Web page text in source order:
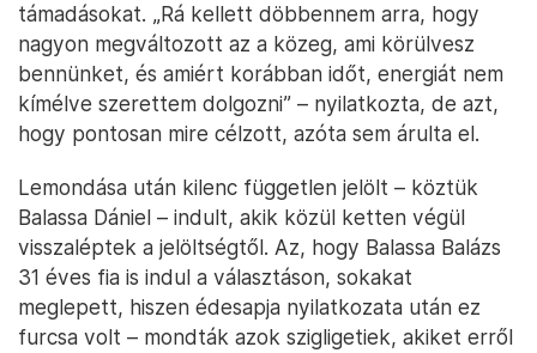
támadásokat. „Rá kellett döbbennem arra, hogy
nagyon megváltozott az a közeg, ami körülvesz
bennünket, és amiért korábban időt, energiát nem
kímélve szerettem dolgozni” – nyilatkozta, de azt,
hogy pontosan mire célzott, azóta sem árulta el.
Lemondása után kilenc független jelölt – köztük
Balassa Dániel – indult, akik közül ketten végül
visszaléptek a jelöltségtől. Az, hogy Balassa Balázs
31 éves fia is indul a választáson, sokakat
meglepett, hiszen édesapja nyilatkozata után ez
furcsa volt – mondták azok szigligetiek, akiket erről